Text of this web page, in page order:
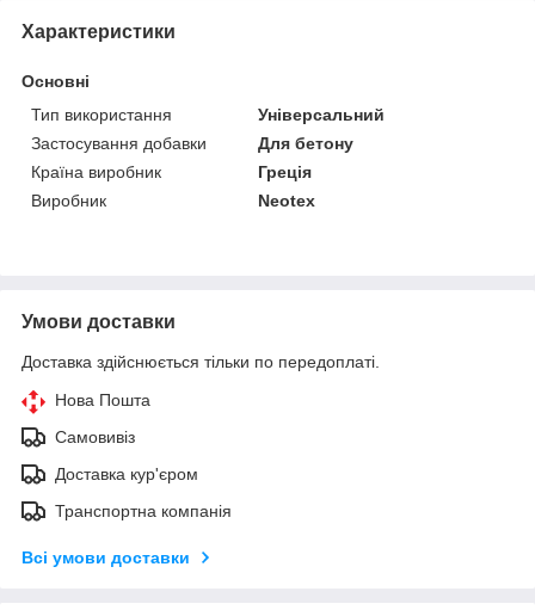
Характеристики
Основні
Тип використання
Універсальний
Застосування добавки
Для бетону
Країна виробник
Греція
Виробник
Neotex
Умови доставки
Доставка здійснюється тільки по передоплаті.
Нова Пошта
Самовивіз
Доставка кур'єром
Транспортна компанія
Всі умови доставки